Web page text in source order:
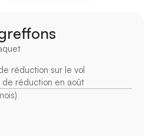
réduction sur le vol
réduction en août